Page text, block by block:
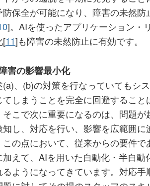
防保全が可能になり、障害の未然
]。AIを使ったアプリケーション・
[11]も障害の未然防止に有効です。
害の影響最小化
(a)、(b)の対策を行なっていてもシ
てしまうことを完全に回避するこ
そこで次に重要になるのは、問題
知し、対応を行い、影響を広範囲
この点において、従来からの要件
加えて、AIを用いた自動化・半自動
るようになってきています。対応